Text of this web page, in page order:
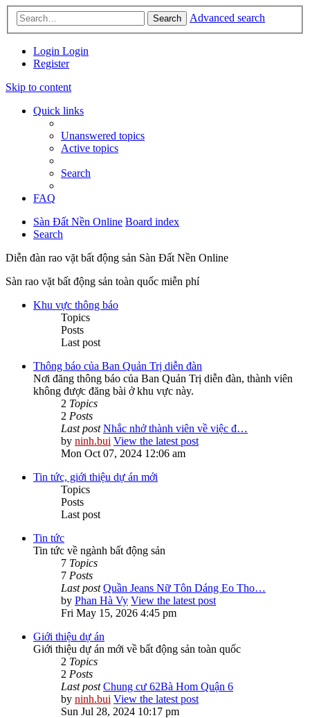
Search Advanced search
Login Login
Register
Skip to content
Quick links
Unanswered topics
Active topics
Search
FAQ
Sàn Đất Nền Online Board index
Search
Diễn đàn rao vặt bất động sản Sàn Đất Nền Online
Sàn rao vặt bất động sản toàn quốc miễn phí
Khu vực thông báo
Topics
Posts
Last post
Thông báo của Ban Quản Trị diễn đàn
Nơi đăng thông báo của Ban Quản Trị diễn đàn, thành viên
không được đăng bài ở khu vực này.
2 Topics
2 Posts
Last post Nhắc nhở thành viên về việc đ…
by ninh.bui View the latest post
Mon Oct 07, 2024 12:06 am
Tin tức, giới thiệu dự án mới
Topics
Posts
Last post
Tin tức
Tin tức về ngành bất động sản
7 Topics
7 Posts
Last post Quần Jeans Nữ Tôn Dáng Eo Tho…
by Phan Hà Vy View the latest post
Fri May 15, 2026 4:45 pm
Giới thiệu dự án
Giới thiệu dự án mới về bất động sản toàn quốc
2 Topics
2 Posts
Last post Chung cư 62Bà Hom Quận 6
by ninh.bui View the latest post
Sun Jul 28, 2024 10:17 pm